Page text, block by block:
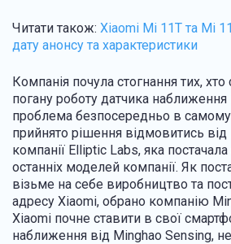
Читати також: Xiaomi Mi 11T та Mi
дату анонсу та характеристики
Компанія почула стогнання тих,
погану роботу датчика
проблема безпосередньо в самому
прийнято рішення відмовитись від
компанії Elliptic Labs, яка
останніх моделей компанії. Як
візьме на себе виробництво та
адресу Xiaomi, обрано компанію
Xiaomi почне ставити в свої
наближення від Minghao Sensing,